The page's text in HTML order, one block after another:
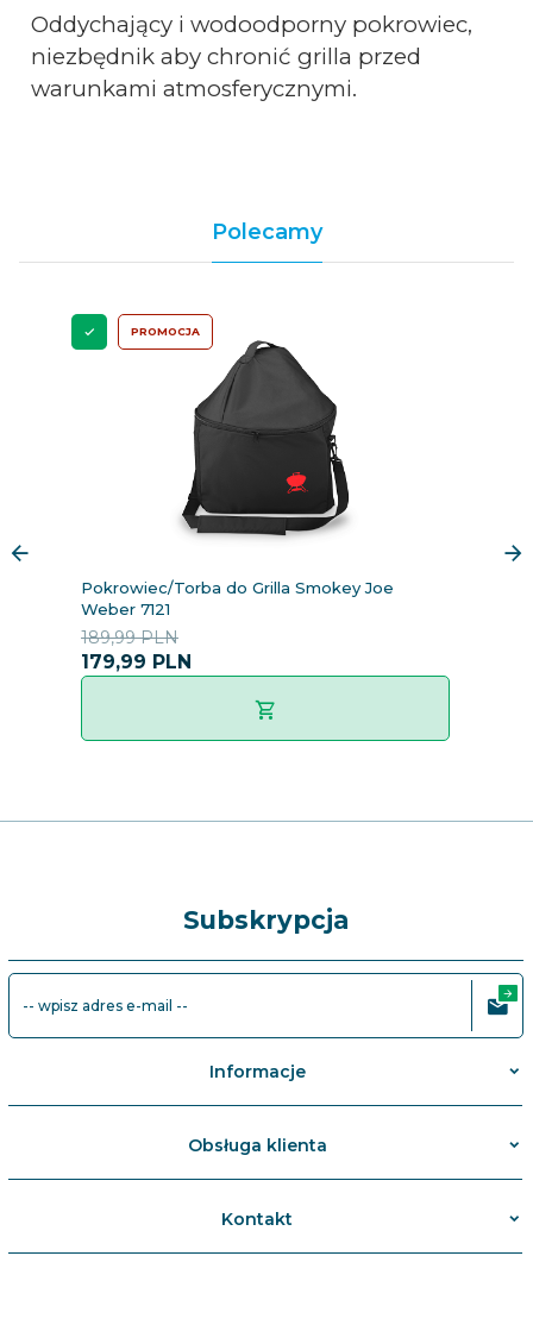
Oddychający i wodoodporny pokrowiec,
niezbędnik aby chronić grilla przed
warunkami atmosferycznymi.
Polecamy
PROMOCJA
Pokrowiec/Torba do Grilla Smokey Joe
Weber 7121
179,99 PLN
189,99 PLN
Subskrypcja
-- wpisz adres e-mail --
Informacje
Obsługa klienta
Kontakt